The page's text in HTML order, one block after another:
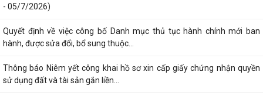
- 05/7/2026)
Quyết định về việc công bố Danh mục thủ tục hành chính mới ban
hành, được sửa đổi, bổ sung thuộc...
Thông báo Niêm yết công khai hồ sơ xin cấp giấy chứng nhận quyền
sử dụng đất và tài sản gắn liền...